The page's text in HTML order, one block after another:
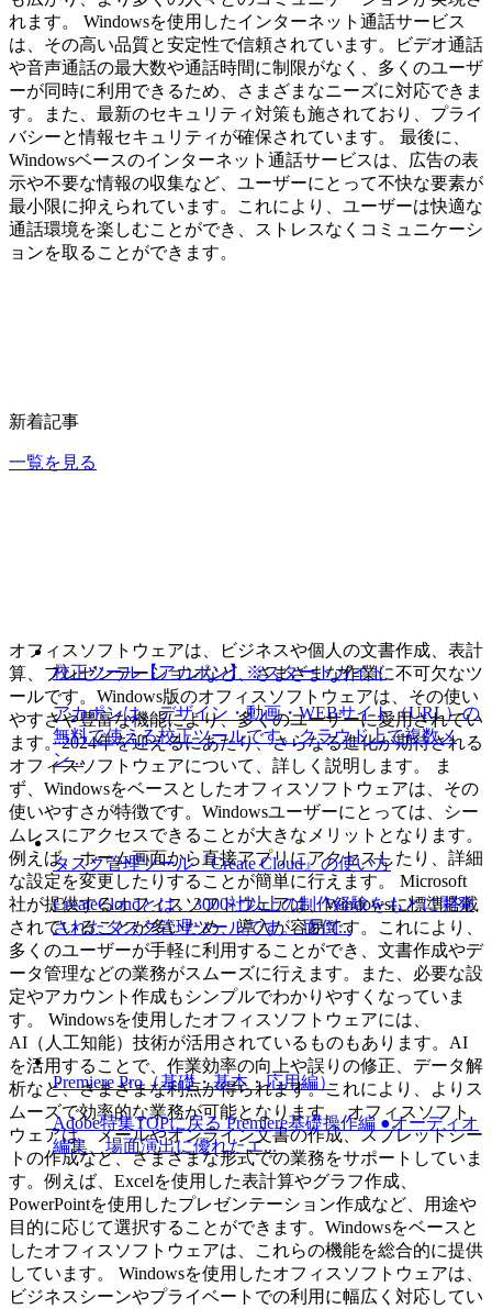
れます。 Windowsを使用したインターネット通話サービス
は、その高い品質と安定性で信頼されています。ビデオ通話
や音声通話の最大数や通話時間に制限がなく、多くのユーザ
ーが同時に利用できるため、さまざまなニーズに対応できま
す。また、最新のセキュリティ対策も施されており、プライ
バシーと情報セキュリティが確保されています。 最後に、
Windowsベースのインターネット通話サービスは、広告の表
示や不要な情報の収集など、ユーザーにとって不快な要素が
最小限に抑えられています。これにより、ユーザーは快適な
通話環境を楽しむことができ、ストレスなくコミュニケーシ
ョンを取ることができます。
オフィスソフトウェアは、ビジネスや個人の文書作成、表計
算、プレゼンテーションなど、さまざまな作業に不可欠なツ
ールです。Windows版のオフィスソフトウェアは、その使い
やすさや豊富な機能により、多くのユーザーに愛用されてい
ます。2024年を迎えるにあたり、さらなる進化が期待される
オフィスソフトウェアについて、詳しく説明します。 ま
ず、Windowsをベースとしたオフィスソフトウェアは、その
使いやすさが特徴です。Windowsユーザーにとっては、シー
ムレスにアクセスできることが大きなメリットとなります。
例えば、ホーム画面から直接アプリにアクセスしたり、詳細
な設定を変更したりすることが簡単に行えます。 Microsoft
社が提供するオフィスソフトウェアは、Windowsに標準搭載
されていることが多いため、導入が容易です。これにより、
多くのユーザーが手軽に利用することができ、文書作成やデ
ータ管理などの業務がスムーズに行えます。また、必要な設
定やアカウント作成もシンプルでわかりやすくなっていま
す。 Windowsを使用したオフィスソフトウェアには、
AI（人工知能）技術が活用されているものもあります。AI
を活用することで、作業効率の向上や誤りの修正、データ解
析など、さまざまな利点が得られます。これにより、よりス
ムーズで効率的な業務が可能となります。 オフィスソフト
ウェアは、メールやオンライン文書の作成、スプレッドシー
トの作成など、さまざまな形式での業務をサポートしていま
す。例えば、Excelを使用した表計算やグラフ作成、
PowerPointを使用したプレゼンテーション作成など、用途や
目的に応じて選択することができます。Windowsをベースと
したオフィスソフトウェアは、これらの機能を総合的に提供
しています。 Windowsを使用したオフィスソフトウェアは、
ビジネスシーンやプライベートでの利用に幅広く対応してい
新着記事
一覧を見る
校正ツール【アカポン】※スタートガイド
アカポンは、デザイン・動画・WEBサイト（URL）の
無料で使える校正ツールです。クラウド上で複数メ
ン...
タスク管理ツール『Create Cloud』の使い方
CreateCloudとは、3000社以上の制作経験をもとに開発
されたタスク管理ツールです。 面倒...
Premiere Pro（基礎・基本・応用編）
Adobe特集TOPに戻る Premiere基礎操作編 ●オーディオ
編集、場面演出に優れたエ...